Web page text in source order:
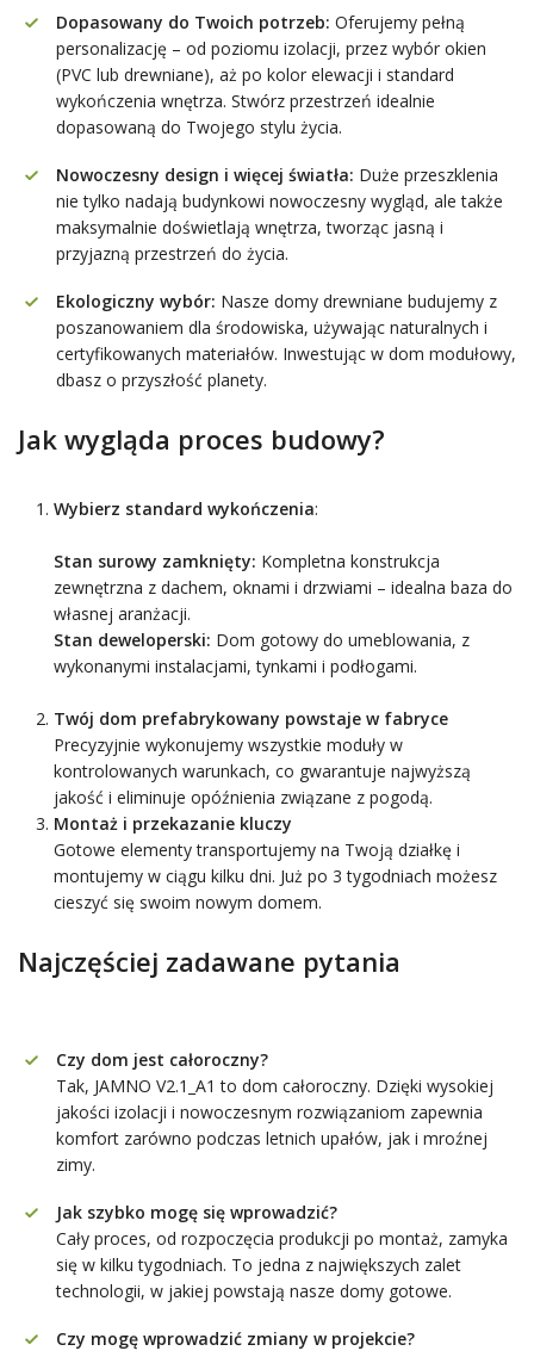
Dopasowany do Twoich potrzeb: Oferujemy pełną
personalizację – od poziomu izolacji, przez wybór okien
(PVC lub drewniane), aż po kolor elewacji i standard
wykończenia wnętrza. Stwórz przestrzeń idealnie
dopasowaną do Twojego stylu życia.
Nowoczesny design i więcej światła: Duże przeszklenia
nie tylko nadają budynkowi nowoczesny wygląd, ale także
maksymalnie doświetlają wnętrza, tworząc jasną i
przyjazną przestrzeń do życia.
Ekologiczny wybór: Nasze domy drewniane budujemy z
poszanowaniem dla środowiska, używając naturalnych i
certyfikowanych materiałów. Inwestując w dom modułowy,
dbasz o przyszłość planety.
Jak wygląda proces budowy?
Wybierz standard wykończenia:
Stan surowy zamknięty: Kompletna konstrukcja
zewnętrzna z dachem, oknami i drzwiami – idealna baza do
własnej aranżacji.
Stan deweloperski: Dom gotowy do umeblowania, z
wykonanymi instalacjami, tynkami i podłogami.
Twój dom prefabrykowany powstaje w fabryce
Precyzyjnie wykonujemy wszystkie moduły w
kontrolowanych warunkach, co gwarantuje najwyższą
jakość i eliminuje opóźnienia związane z pogodą.
Montaż i przekazanie kluczy
Gotowe elementy transportujemy na Twoją działkę i
montujemy w ciągu kilku dni. Już po 3 tygodniach możesz
cieszyć się swoim nowym domem.
Najczęściej zadawane pytania
Czy dom jest całoroczny?
Tak, JAMNO V2.1_A1 to dom całoroczny. Dzięki wysokiej
jakości izolacji i nowoczesnym rozwiązaniom zapewnia
komfort zarówno podczas letnich upałów, jak i mroźnej
zimy.
Jak szybko mogę się wprowadzić?
Cały proces, od rozpoczęcia produkcji po montaż, zamyka
się w kilku tygodniach. To jedna z największych zalet
technologii, w jakiej powstają nasze domy gotowe.
Czy mogę wprowadzić zmiany w projekcie?